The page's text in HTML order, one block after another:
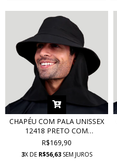
CHAPÉU COM PALA UNISSEX
12418 PRETO COM
PROTEÇÃO UV
R$169,90
3X DE R$56,63SEM JUROS